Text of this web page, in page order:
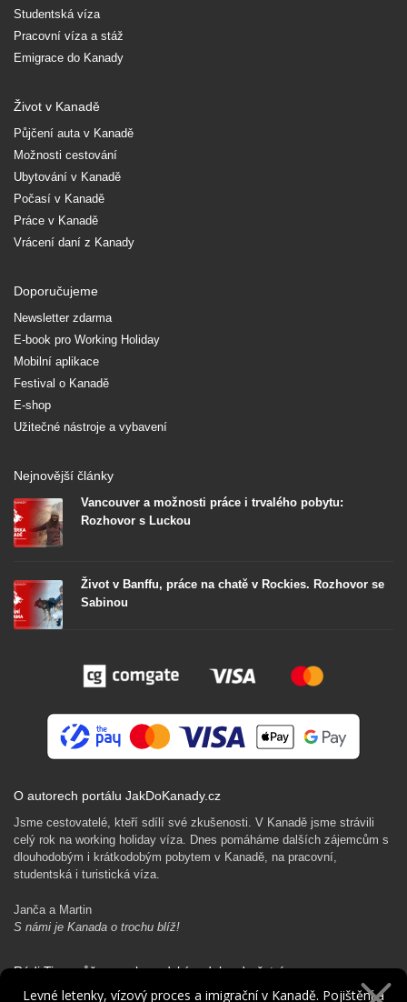
Studentská víza
Pracovní víza a stáž
Emigrace do Kanady
Život v Kanadě
Půjčení auta v Kanadě
Možnosti cestování
Ubytování v Kanadě
Počasí v Kanadě
Práce v Kanadě
Vrácení daní z Kanady
Doporučujeme
Newsletter zdarma
E-book pro Working Holiday
Mobilní aplikace
Festival o Kanadě
E-shop
Užitečné nástroje a vybavení
Nejnovější články
Vancouver a možnosti práce i trvalého pobytu:
Rozhovor s Luckou
Život v Banffu, práce na chatě v Rockies. Rozhovor se
Sabinou
O autorech portálu JakDoKanady.cz
Jsme cestovatelé, kteří sdílí své zkušenosti. V Kanadě jsme strávili
celý rok na working holiday víza. Dnes pomáháme dalších zájemcům s
dlouhodobým i krátkodobým pobytem v Kanadě, na pracovní,
studentská i turistická víza.
Janča a Martin
S námi je Kanada o trochu blíž!
Rádi Ti pomůžeme s kanadským dobrodružstvím…
Levné letenky, vízový proces a imigrační v Kanadě. Pojištění a